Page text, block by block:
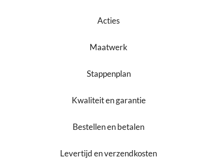
Acties
Maatwerk
Stappenplan
Kwaliteit en garantie
Bestellen en betalen
Levertijd en verzendkosten